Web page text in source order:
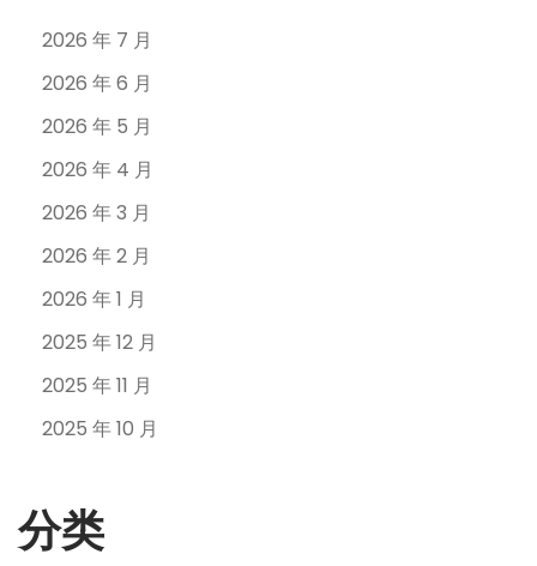
2026 年 7 月
2026 年 6 月
2026 年 5 月
2026 年 4 月
2026 年 3 月
2026 年 2 月
2026 年 1 月
2025 年 12 月
2025 年 11 月
2025 年 10 月
分类